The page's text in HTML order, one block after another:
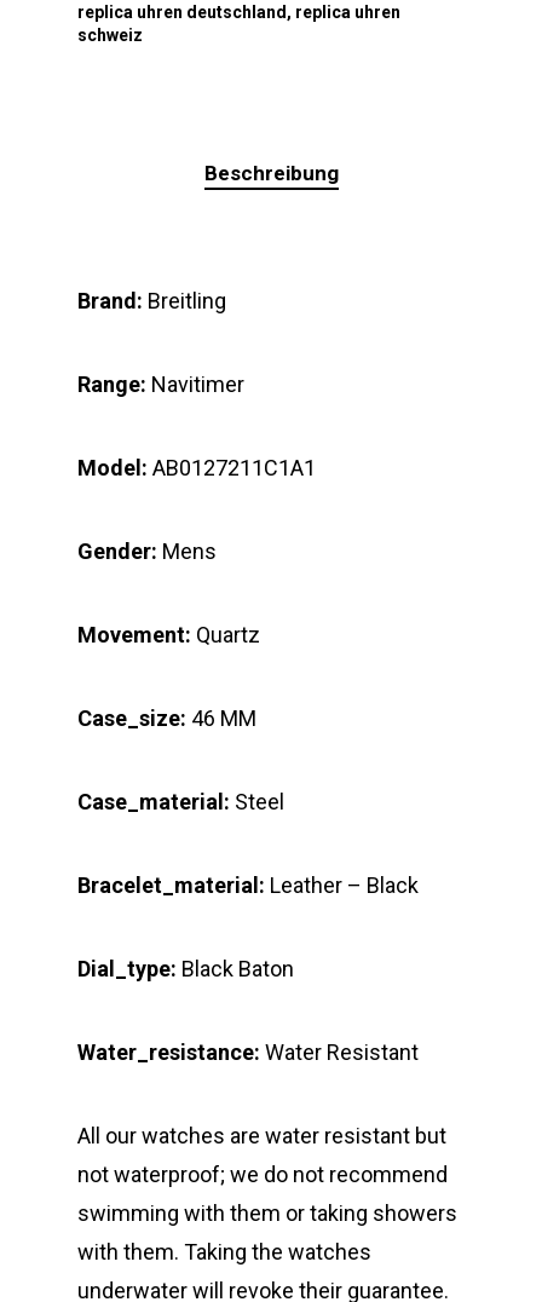
replica uhren deutschland , replica uhren
schweiz
Beschreibung
Brand: Breitling
Range: Navitimer
Model: AB0127211C1A1
Gender: Mens
Movement: Quartz
Case_size: 46 MM
Case_material: Steel
Bracelet_material: Leather – Black
Dial_type: Black Baton
Water_resistance: Water Resistant
All our watches are water resistant but
not waterproof; we do not recommend
swimming with them or taking showers
with them. Taking the watches
underwater will revoke their guarantee.